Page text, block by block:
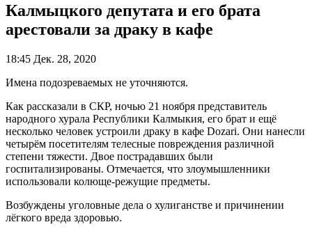
Калмыцкого депутата и его брата
арестовали за драку в кафе
18:45 Дек. 28, 2020
Имена подозреваемых не уточняются.
Как рассказали в СКР, ночью 21 ноября представитель
народного хурала Республики Калмыкия, его брат и ещё
несколько человек устроили драку в кафе Dozari. Они нанесли
четырём посетителям телесные повреждения различной
степени тяжести. Двое пострадавших были
госпитализированы. Отмечается, что злоумышленники
использовали колюще-режущие предметы.
Возбуждены уголовные дела о хулиганстве и причинении
лёгкого вреда здоровью.